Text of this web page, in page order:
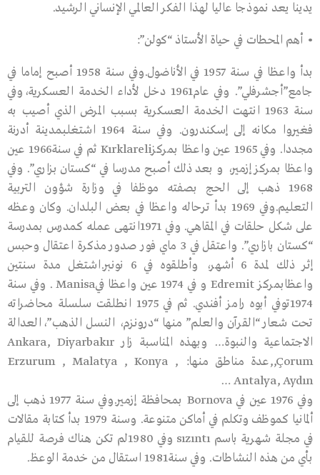
يدينا يعد نموذجا عاليا لهذا الفكر العالمي الإنساني الرشيد.
• أهم المحطات في حياة الأستاذ “كولن”:
بدأ واعظا في سنة 1957 في الأناضول.وفي سنة 1958 أصبح إماما في
جامع”أجشرفلي”. وفي عام1961 دخل لأداء الخدمة العسكرية،وفي
سنة 1963 انتهت الخدمة العسكرية بسبب المرض الذي أصيب به
فغيروا مكانه إلى إسكندرون. وفي سنة 1964 اشتغلبمدينة أدرنة
مجددا. وفي 1965 عين واعظا بمركزKırklareli ثم في سنة1966 عين
واعظا بمركز إزمير، و بعد ذلك أصبح مدرسا في “كستان بزاري”. وفي
1968 ذهب إلى الحج بصفته موظفا في وزارة شؤون التربية
التعليم.وفي 1969 بدأ ترحاله واعظا في بعض البلدان. وكان وعظه
على شكل حلقات في المقاهي. وفي 1971انتهى عمله كمدرس بمدرسة
“كستان بازاري”. واعتقل في 3 ماي فور صدور مذكرة اعتقال وحبس
إثر ذلك لمدة 6 أشهر، وأطلقوه في 6 نونبر.اشتغل مدة سنتين
واعظابمركز Edremit و في 1974 عين واعظا فيManisa . وفي سنة
1974توفي أبوه رامز أفندي. ثم في 1975 انطلقت سلسلة محاضراته
تحت شعار “القرآن والعلم” منها “درونزم، النسل الذهب”،العدالة
الاجتماعية والنبوة… وبهذه المناسبة زار Ankara, Diyarbakır
,Çorum,عدة مناطق منها: Erzurum , Malatya , Konya ,
Antalya, Aydın …
وفي 1976 عين في Bornova بمحافظة إزمير.وفي سنة 1977 ذهب إلى
ألمانيا كموظف وتكلم في أماكن متنوعة. وسنة 1979 بدأ كتابة مقالات
في مجلة شهرية باسم sızıntı وفي 1980لم تكن هناك فرصة للقيام
بأي من هذه النشاطات. وفي سنة1981 استقال من خدمة الوعظ.